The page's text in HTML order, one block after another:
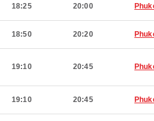
18:25 20:00
18:50 20:20
19:10 20:45
19:10 20:45